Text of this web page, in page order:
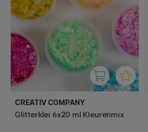
CREATIV COMPANY
Glitterklei 6x20 ml Kleurenmix